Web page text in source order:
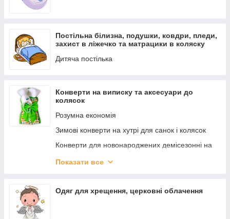
Постільна білизна, подушки, ковдри, пледи,
захист в ліжечко та матрацики в коляску
Дитяча постілька
Конверти на виписку та аксесуари до
колясок
Розумна економія
Зимові конверти на хутрі для санок і колясок
Конверти для новонароджених демісезонні на
Показати все
Одяг для хрещення, церковні облачення